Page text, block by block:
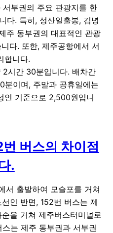
부권의 주요 관광지를 한
다. 특히, 성산일출봉, 김녕
주 동부권의 대표적인 관광
다. 또한, 제주공항에서 서
합니다.
2시간 30분입니다. 배차간
분이며, 주말과 공휴일에는
인 기준으로 2,500원입니
버스의 차이점
.
서 출발하여 모슬포를 거쳐
인 반면, 152번 버스는 제
을 거쳐 제주버스터미널로
는 제주 동부권과 서부권